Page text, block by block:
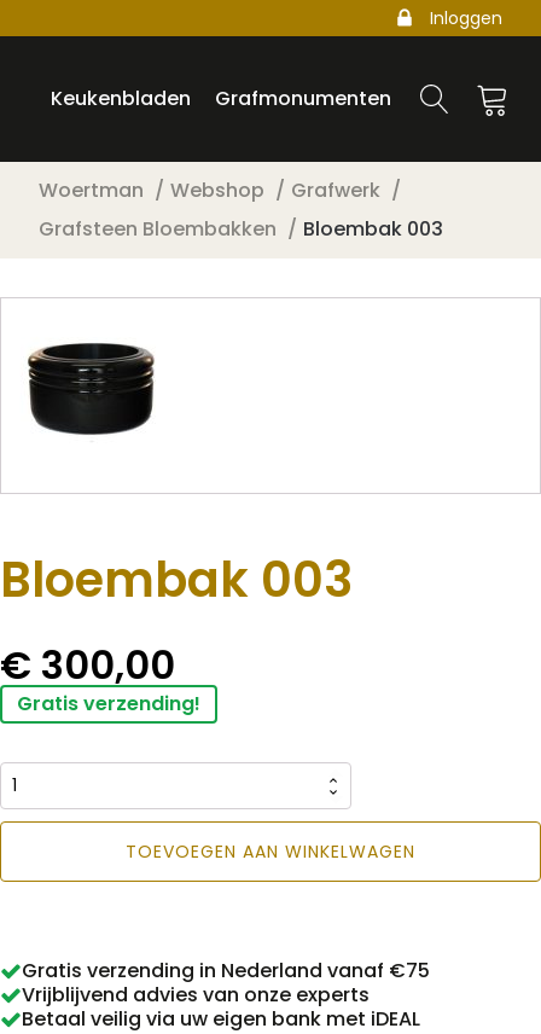
Inloggen
Keukenbladen Grafmonumenten
Woertman Webshop
Grafwerk
Grafsteen Bloembakken
Bloembak 003
Bloembak 003
€ 300,00
Gratis verzending!
Bloembak
003
TOEVOEGEN AAN WINKELWAGEN
Gratis verzending in Nederland vanaf €75
Vrijblijvend advies van onze experts
Betaal veilig via uw eigen bank met iDEAL